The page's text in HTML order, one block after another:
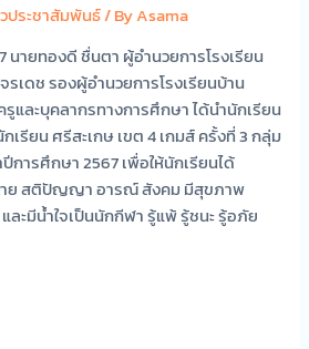
ประชาสัมพันธ์/ ByAsama
นายทองดี ชื่นตา ผู้อำนวยการโรงเรียน
เดช รองผู้อำนวยการโรงเรียนบ้าน
และบุคลากรทางการศึกษา ได้นำนักเรียน
เรียน ศรีสะเกษ เขต 4 เกมส์ ครั้งที่ 3 กลุ่ม
การศึกษา 2567 เพื่อให้นักเรียนได้
าย สติปัญญา อารณ์ สังคม มีสุขภาพ
ะมีน้ำใจเป็นนักกีฬา รู้แพ้ รู้ชนะ รู้อภัย